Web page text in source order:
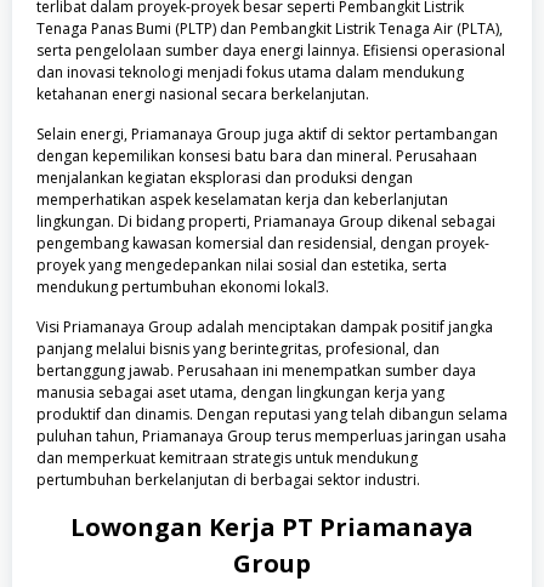
terlibat dalam proyek-proyek besar seperti Pembangkit Listrik
Tenaga Panas Bumi (PLTP) dan Pembangkit Listrik Tenaga Air (PLTA),
serta pengelolaan sumber daya energi lainnya. Efisiensi operasional
dan inovasi teknologi menjadi fokus utama dalam mendukung
ketahanan energi nasional secara berkelanjutan.
Selain energi, Priamanaya Group juga aktif di sektor pertambangan
dengan kepemilikan konsesi batu bara dan mineral. Perusahaan
menjalankan kegiatan eksplorasi dan produksi dengan
memperhatikan aspek keselamatan kerja dan keberlanjutan
lingkungan. Di bidang properti, Priamanaya Group dikenal sebagai
pengembang kawasan komersial dan residensial, dengan proyek-
proyek yang mengedepankan nilai sosial dan estetika, serta
mendukung pertumbuhan ekonomi lokal3.
Visi Priamanaya Group adalah menciptakan dampak positif jangka
panjang melalui bisnis yang berintegritas, profesional, dan
bertanggung jawab. Perusahaan ini menempatkan sumber daya
manusia sebagai aset utama, dengan lingkungan kerja yang
produktif dan dinamis. Dengan reputasi yang telah dibangun selama
puluhan tahun, Priamanaya Group terus memperluas jaringan usaha
dan memperkuat kemitraan strategis untuk mendukung
pertumbuhan berkelanjutan di berbagai sektor industri.
Lowongan Kerja PT Priamanaya
Group